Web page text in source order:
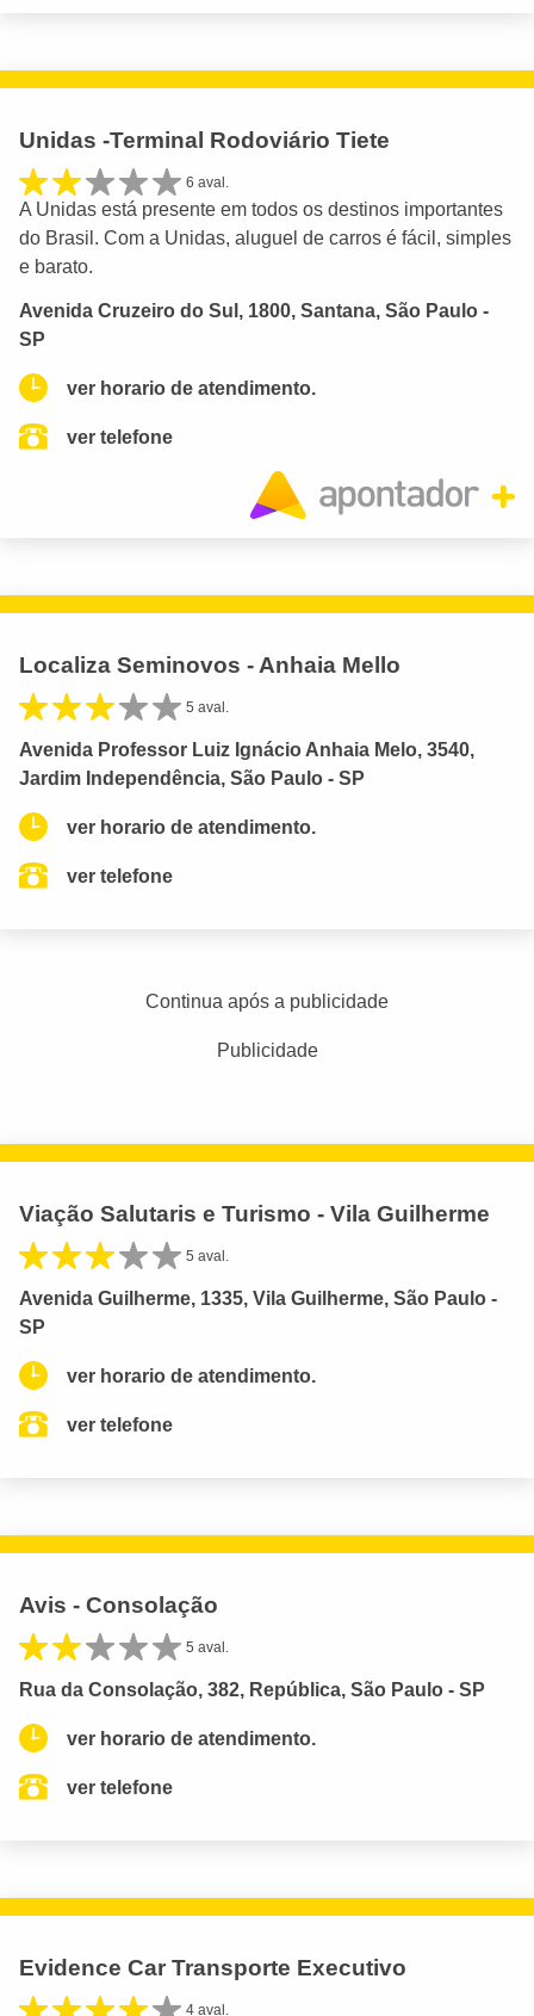
Unidas -Terminal Rodoviário Tiete
6 aval.
A Unidas está presente em todos os destinos importantes
do Brasil. Com a Unidas, aluguel de carros é fácil, simples
e barato.
Avenida Cruzeiro do Sul, 1800, Santana, São Paulo -
SP
ver horario de atendimento.
ver telefone
Localiza Seminovos - Anhaia Mello
5 aval.
Avenida Professor Luiz Ignácio Anhaia Melo, 3540,
Jardim Independência, São Paulo - SP
ver horario de atendimento.
ver telefone
Continua após a publicidade
Publicidade
Viação Salutaris e Turismo - Vila Guilherme
5 aval.
Avenida Guilherme, 1335, Vila Guilherme, São Paulo -
SP
ver horario de atendimento.
ver telefone
Avis - Consolação
5 aval.
Rua da Consolação, 382, República, São Paulo - SP
ver horario de atendimento.
ver telefone
Evidence Car Transporte Executivo
4 aval.